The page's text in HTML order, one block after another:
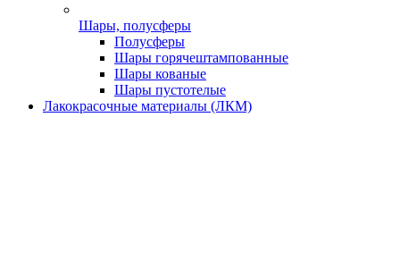
Шары, полусферы
Полусферы
Шары горячештампованные
Шары кованые
Шары пустотелые
Лакокрасочные материалы (ЛКМ)